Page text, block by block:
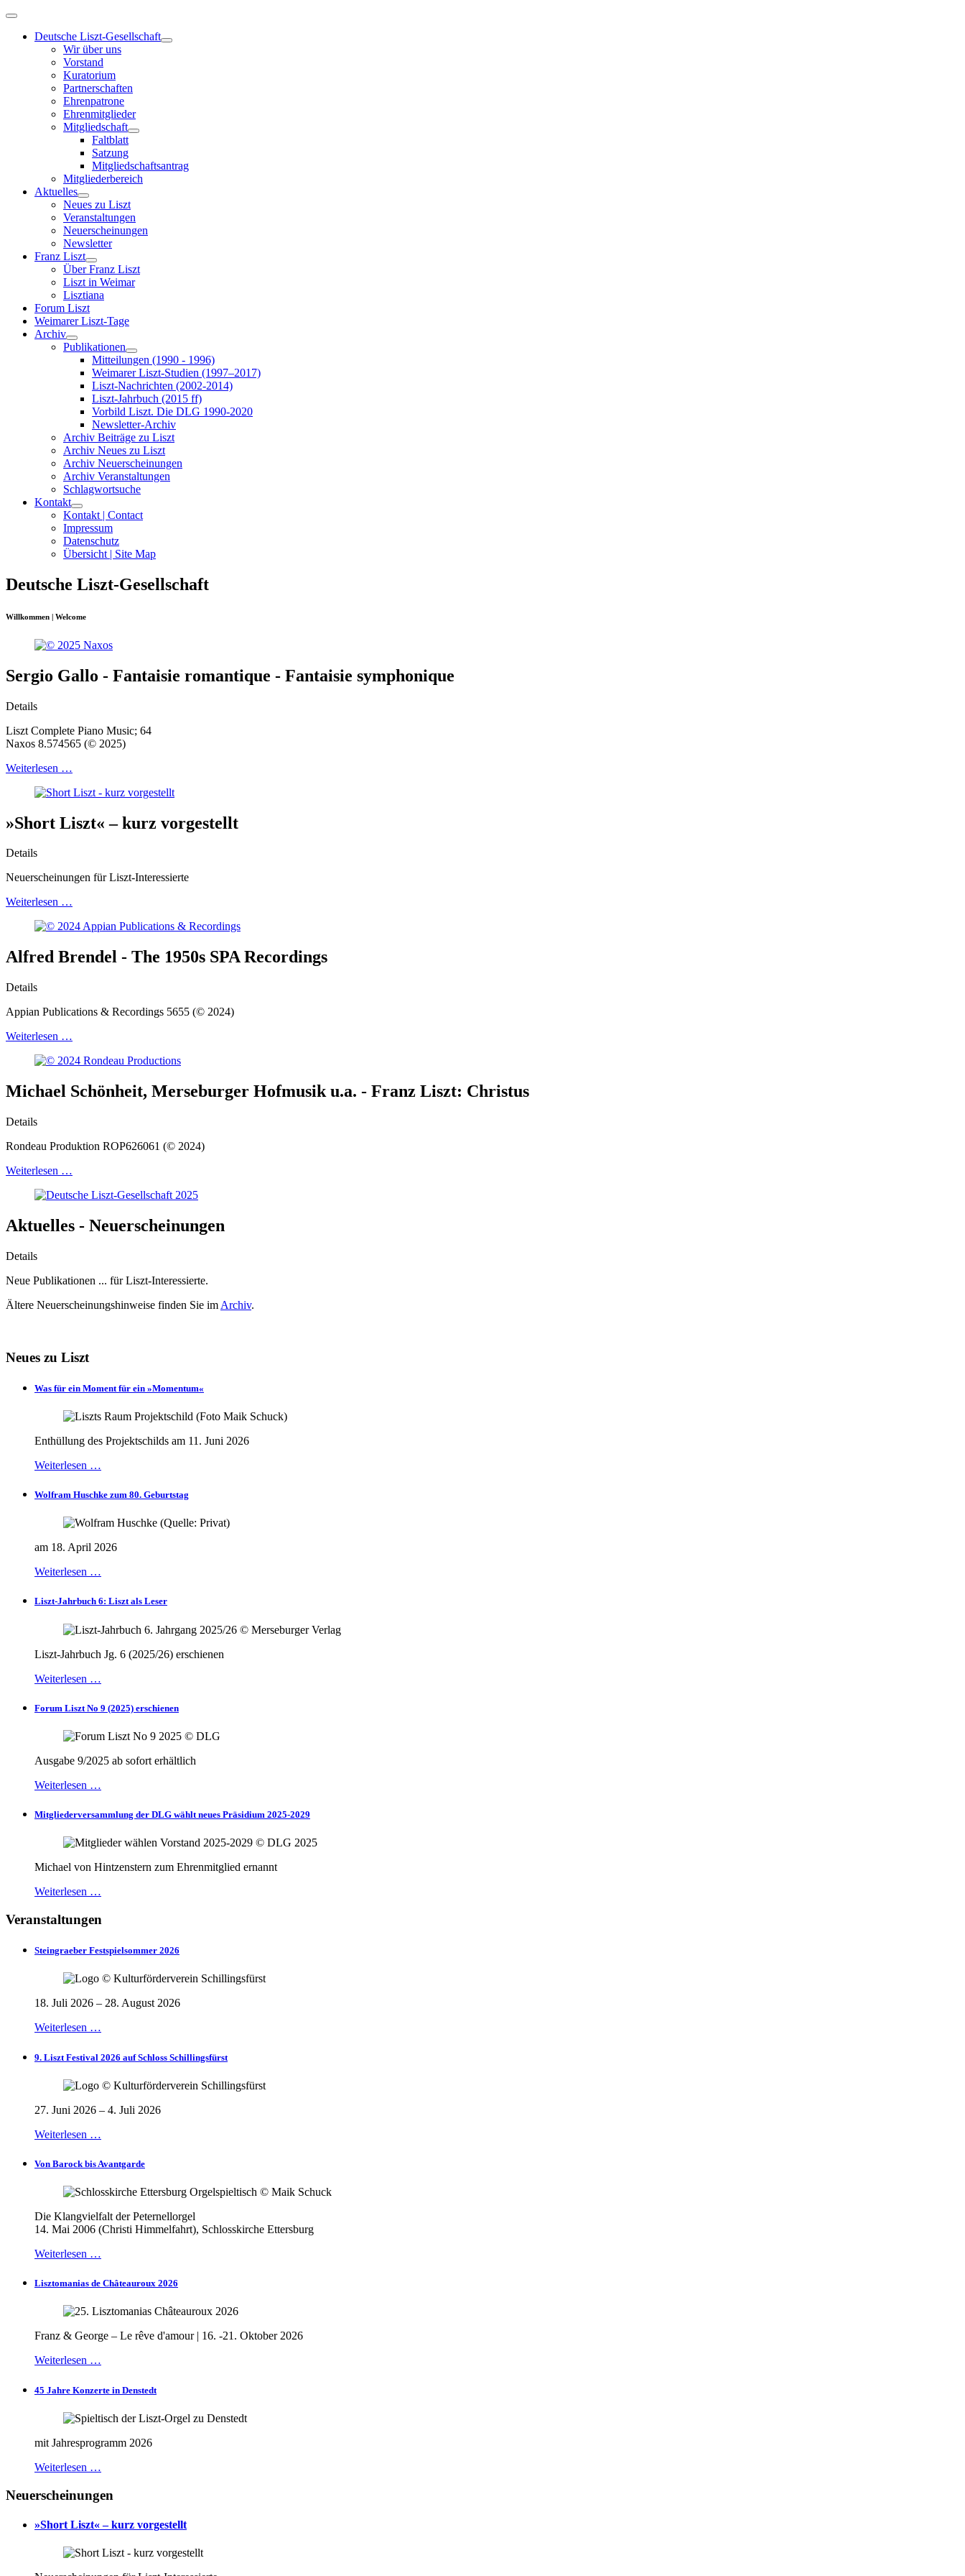
Deutsche Liszt-Gesellschaft
Wir über uns
Vorstand
Kuratorium
Partnerschaften
Ehrenpatrone
Ehrenmitglieder
Mitgliedschaft
Faltblatt
Satzung
Mitgliedschaftsantrag
Mitgliederbereich
Aktuelles
Neues zu Liszt
Veranstaltungen
Neuerscheinungen
Newsletter
Franz Liszt
Über Franz Liszt
Liszt in Weimar
Lisztiana
Forum Liszt
Weimarer Liszt-Tage
Archiv
Publikationen
Mitteilungen (1990 - 1996)
Weimarer Liszt-Studien (1997–2017)
Liszt-Nachrichten (2002-2014)
Liszt-Jahrbuch (2015 ff)
Vorbild Liszt. Die DLG 1990-2020
Newsletter-Archiv
Archiv Beiträge zu Liszt
Archiv Neues zu Liszt
Archiv Neuerscheinungen
Archiv Veranstaltungen
Schlagwortsuche
Kontakt
Kontakt | Contact
Impressum
Datenschutz
Übersicht | Site Map
Deutsche Liszt-Gesellschaft
Willkommen | Welcome
Sergio Gallo - Fantaisie romantique - Fantaisie symphonique
Details
Liszt Complete Piano Music; 64
Naxos 8.574565 (© 2025)
Weiterlesen …
»Short Liszt« – kurz vorgestellt
Details
Neuerscheinungen für Liszt-Interessierte
Weiterlesen …
Alfred Brendel - The 1950s SPA Recordings
Details
Appian Publications & Recordings 5655 (© 2024)
Weiterlesen …
Michael Schönheit, Merseburger Hofmusik u.a. - Franz Liszt: Christus
Details
Rondeau Produktion ROP626061 (© 2024)
Weiterlesen …
Aktuelles - Neuerscheinungen
Details
Neue Publikationen ... für Liszt-Interessierte.
Ältere Neuerscheinungshinweise finden Sie im Archiv.
Neues zu Liszt
Was für ein Moment für ein »Momentum«
Enthüllung des Projektschilds am 11. Juni 2026
Weiterlesen …
Wolfram Huschke zum 80. Geburtstag
am 18. April 2026
Weiterlesen …
Liszt-Jahrbuch 6: Liszt als Leser
Liszt-Jahrbuch Jg. 6 (2025/26) erschienen
Weiterlesen …
Forum Liszt No 9 (2025) erschienen
Ausgabe 9/2025 ab sofort erhältlich
Weiterlesen …
Mitgliederversammlung der DLG wählt neues Präsidium 2025-2029
Michael von Hintzenstern zum Ehrenmitglied ernannt
Weiterlesen …
Veranstaltungen
Steingraeber Festspielsommer 2026
18. Juli 2026 – 28. August 2026
Weiterlesen …
9. Liszt Festival 2026 auf Schloss Schillingsfürst
27. Juni 2026 – 4. Juli 2026
Weiterlesen …
Von Barock bis Avantgarde
Die Klangvielfalt der Peternellorgel
14. Mai 2006 (Christi Himmelfahrt), Schlosskirche Ettersburg
Weiterlesen …
Lisztomanias de Châteauroux 2026
Franz & George – Le rêve d'amour | 16. -21. Oktober 2026
Weiterlesen …
45 Jahre Konzerte in Denstedt
mit Jahresprogramm 2026
Weiterlesen …
Neuerscheinungen
»Short Liszt« – kurz vorgestellt